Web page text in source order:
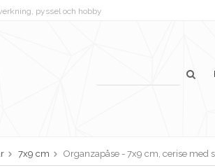
pyssel och hobby
7x9 cm Organzapåse - 7x9 cm, cerise med